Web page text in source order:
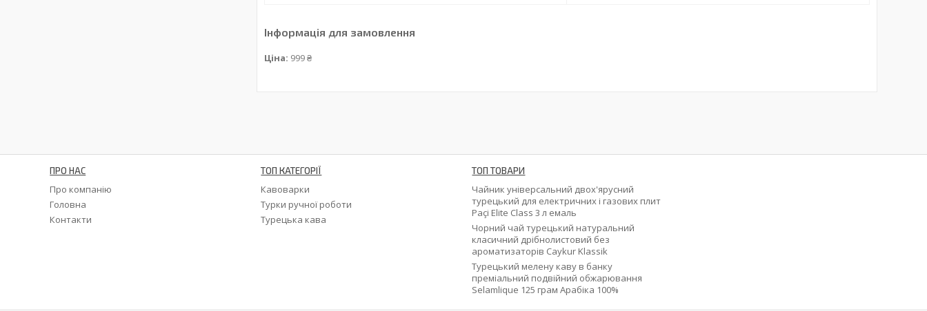
Інформація для замовлення
Ціна: 999 ₴
ПРО НАС
Про компанію
Головна
Контакти
ТОП КАТЕГОРІЇ
Кавоварки
Турки ручної роботи
Турецька кава
ТОП ТОВАРИ
Чайник універсальний двох'ярусний
турецький для електричних і газових плит
Paçi Elite Class 3 л емаль
Чорний чай турецький натуральний
класичний дрібнолистовий без
ароматизаторів Caykur Klassik
Турецький мелену каву в банку
преміальний подвійний обжарювання
Selamlique 125 грам Арабіка 100%